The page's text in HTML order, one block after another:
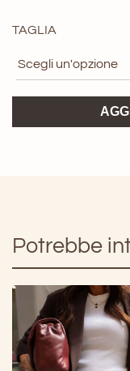
TAGLIA
ViCOLO
Potrebbe